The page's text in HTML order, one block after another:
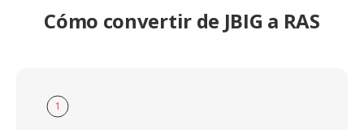
Cómo convertir de JBIG a RAS
1